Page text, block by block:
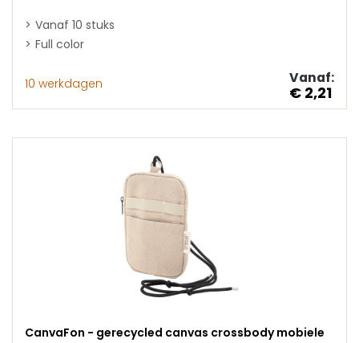
Vanaf 10 stuks
Full color
10 werkdagen Vanaf:
€ 2,21
CanvaFon - gerecycled canvas crossbody mobiele